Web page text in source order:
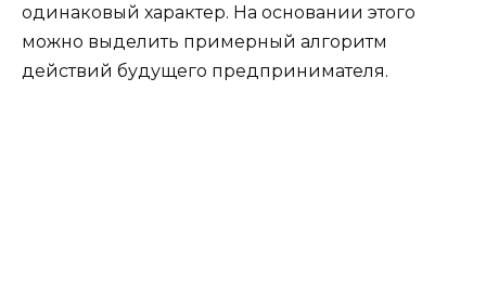
одинаковый характер. На основании этого
можно выделить примерный алгоритм
действий будущего предпринимателя.